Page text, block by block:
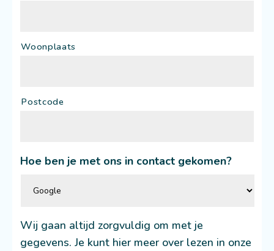
Woonplaats
Postcode
Hoe ben je met ons in contact gekomen?
Wij gaan altijd zorgvuldig om met je
gegevens. Je kunt hier meer over lezen in onze